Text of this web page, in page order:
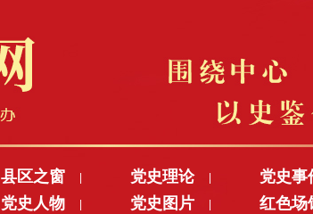
县区之窗 党史理论
党史事
党史人物 党史图片 红色场